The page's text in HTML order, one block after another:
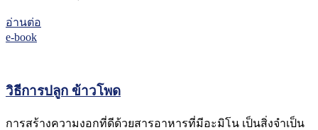
อ่านต่อ
e-book
วิธีการปลูก ข้าวโพด
การสร้างความงอกที่ดีด้วยสารอาหารที่มีอะมิโน เป็นสิ่งจำเป็น